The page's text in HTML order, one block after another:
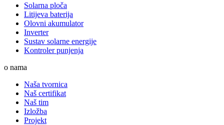
Solarna ploča
Litijeva baterija
Olovni akumulator
Inverter
Sustav solarne energije
Kontroler punjenja
o nama
Naša tvornica
Naš certifikat
Naš tim
Izložba
Projekt